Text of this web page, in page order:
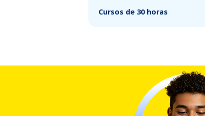
Cursos de 30 horas